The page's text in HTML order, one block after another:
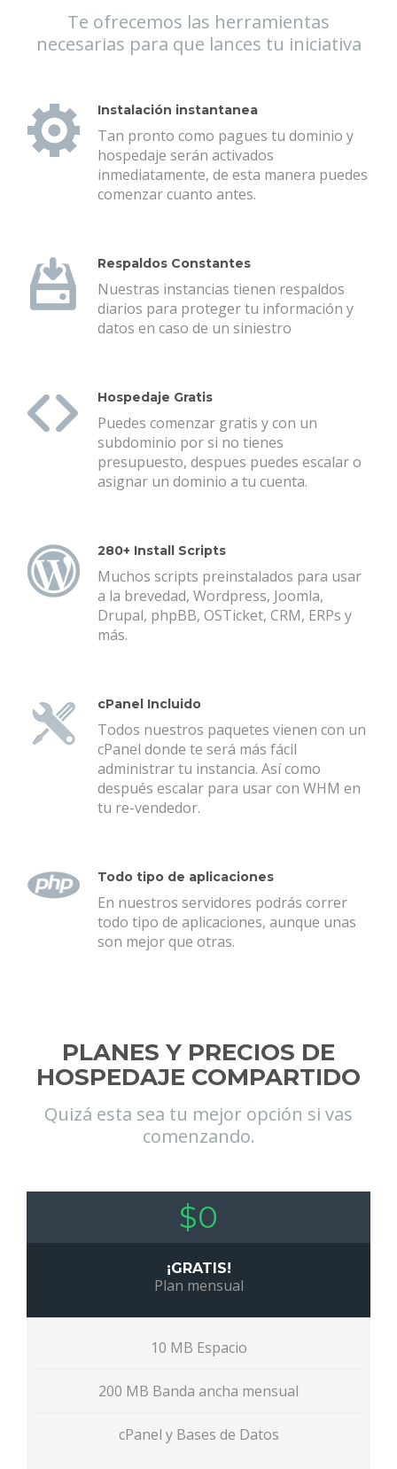
Te ofrecemos las herramientas
necesarias para que lances tu iniciativa
Instalación instantanea
Tan pronto como pagues tu dominio y
hospedaje serán activados
inmediatamente, de esta manera puedes
comenzar cuanto antes.
Respaldos Constantes
Nuestras instancias tienen respaldos
diarios para proteger tu información y
datos en caso de un siniestro
Hospedaje Gratis
Puedes comenzar gratis y con un
subdominio por si no tienes
presupuesto, despues puedes escalar o
asignar un dominio a tu cuenta.
280+ Install Scripts
Muchos scripts preinstalados para usar
a la brevedad, Wordpress, Joomla,
Drupal, phpBB, OSTicket, CRM, ERPs y
más.
cPanel Incluido
Todos nuestros paquetes vienen con un
cPanel donde te será más fácil
administrar tu instancia. Así como
después escalar para usar con WHM en
tu re-vendedor.
Todo tipo de aplicaciones
En nuestros servidores podrás correr
todo tipo de aplicaciones, aunque unas
son mejor que otras.
PLANES Y PRECIOS DE
HOSPEDAJE COMPARTIDO
Quizá esta sea tu mejor opción si vas
comenzando.
$0
¡GRATIS!
Plan mensual
10 MB Espacio
200 MB Banda ancha mensual
cPanel y Bases de Datos